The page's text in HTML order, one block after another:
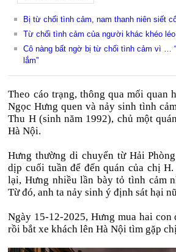
Bị từ chối tình cảm, nam thanh niên siết
Từ chối tình cảm của người khác khéo
Cô nàng bất ngờ bị từ chối tình cảm vì …
lắm”
Theo cáo trạng, thông qua mối quan
Ngọc Hưng quen và nảy sinh tình
Thu H (sinh năm 1992), chủ một
Hà Nội.
Hưng thường di chuyển từ Hải
dịp cuối tuần để đến quán của chị
lại, Hưng nhiều lần bày tỏ tình cảm
Từ đó, anh ta nảy sinh ý định sát hại
Ngày 15-12-2025, Hưng mua hai con
rồi bắt xe khách lên Hà Nội tìm gặp